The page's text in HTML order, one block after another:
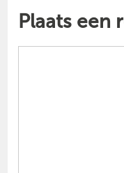
Plaats een